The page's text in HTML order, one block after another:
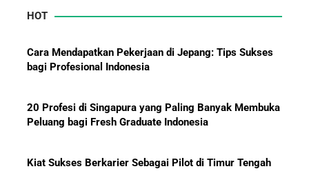
Mengapa Orang Kaya Justru Menambah Aset Saat
HOT
Cara Mendapatkan Pekerjaan di Jepang: Tips Sukses
bagi Profesional Indonesia
20 Profesi di Singapura yang Paling Banyak Membuka
Peluang bagi Fresh Graduate Indonesia
Kiat Sukses Berkarier Sebagai Pilot di Timur Tengah